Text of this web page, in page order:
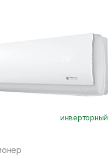
инверторный